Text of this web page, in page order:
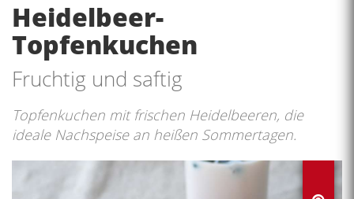
Heidelbeer-
Topfenkuchen
Fruchtig und saftig
Topfenkuchen mit frischen Heidelbeeren, die
ideale Nachspeise an heißen Sommertagen.